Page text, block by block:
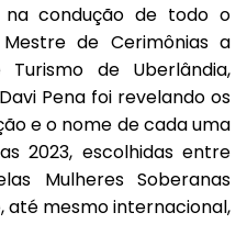
na condução de todo o
de Cerimônias a
de Uberlândia,
Pena foi revelando os
e o nome de cada uma
2023, escolhidas entre
Mulheres Soberanas
até mesmo internacional,